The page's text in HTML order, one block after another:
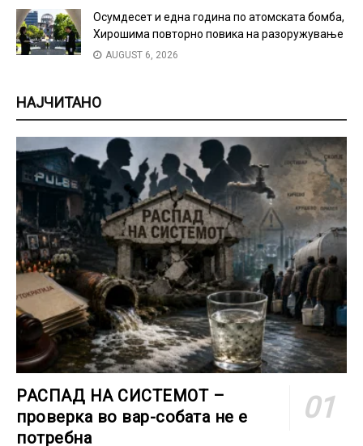
Осумдесет и една година по атомската бомба,
Хирошима повторно повика на разоружување
AUGUST 6, 2026
НАЈЧИТАНО
РАСПАД НА СИСТЕМОТ –
проверка во вар-собата не е
потребна